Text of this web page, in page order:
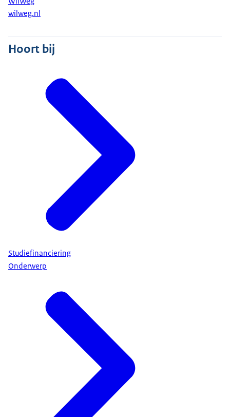
wilweg.nl
Hoort bij
Studiefinanciering
Onderwerp